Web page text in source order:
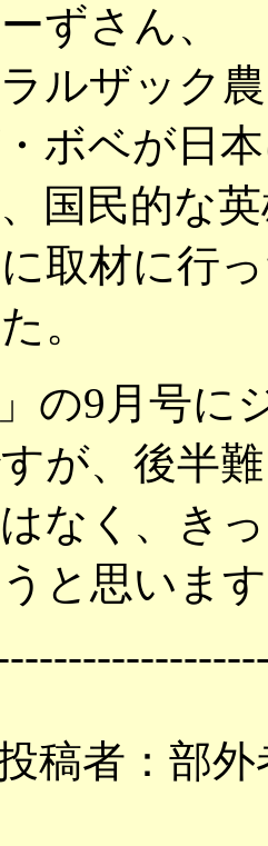
ずさん、
ルザック
ボベが日
国民的な
取材に行
。
の9月号に
が、後半
なく、き
と思いま
稿者：部